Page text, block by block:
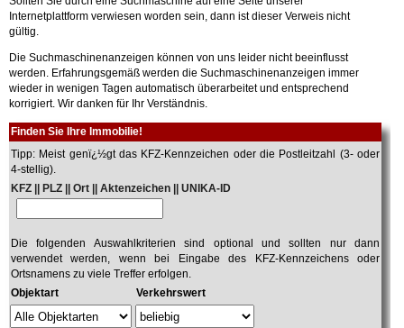
Internetplattform verwiesen worden sein, dann ist dieser Verweis nicht
gültig.
Die Suchmaschinenanzeigen können von uns leider nicht beeinflusst
werden. Erfahrungsgemäß werden die Suchmaschinenanzeigen immer
wieder in wenigen Tagen automatisch überarbeitet und entsprechend
korrigiert. Wir danken für Ihr Verständnis.
Finden Sie Ihre Immobilie!
Tipp: Meist genï¿½gt das KFZ-Kennzeichen oder die Postleitzahl (3- oder
4-stellig).
KFZ || PLZ || Ort || Aktenzeichen || UNIKA-ID
Die folgenden Auswahlkriterien sind optional und sollten nur dann
verwendet werden, wenn bei Eingabe des KFZ-Kennzeichens oder
Ortsnamens zu viele Treffer erfolgen.
Objektart
Verkehrswert